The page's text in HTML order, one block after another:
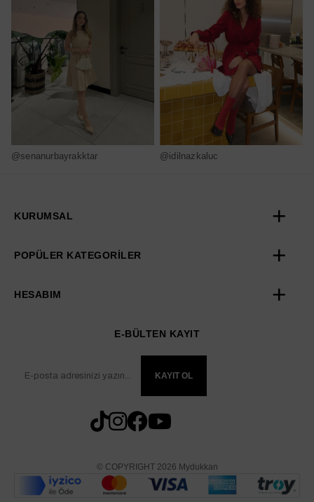
@senanurbayrakktar @idilnazkaluc
KURUMSAL
POPÜLER KATEGORİLER
HESABIM
E-BÜLTEN KAYIT
KAYIT OL
© COPYRIGHT 2026 Mydukkan